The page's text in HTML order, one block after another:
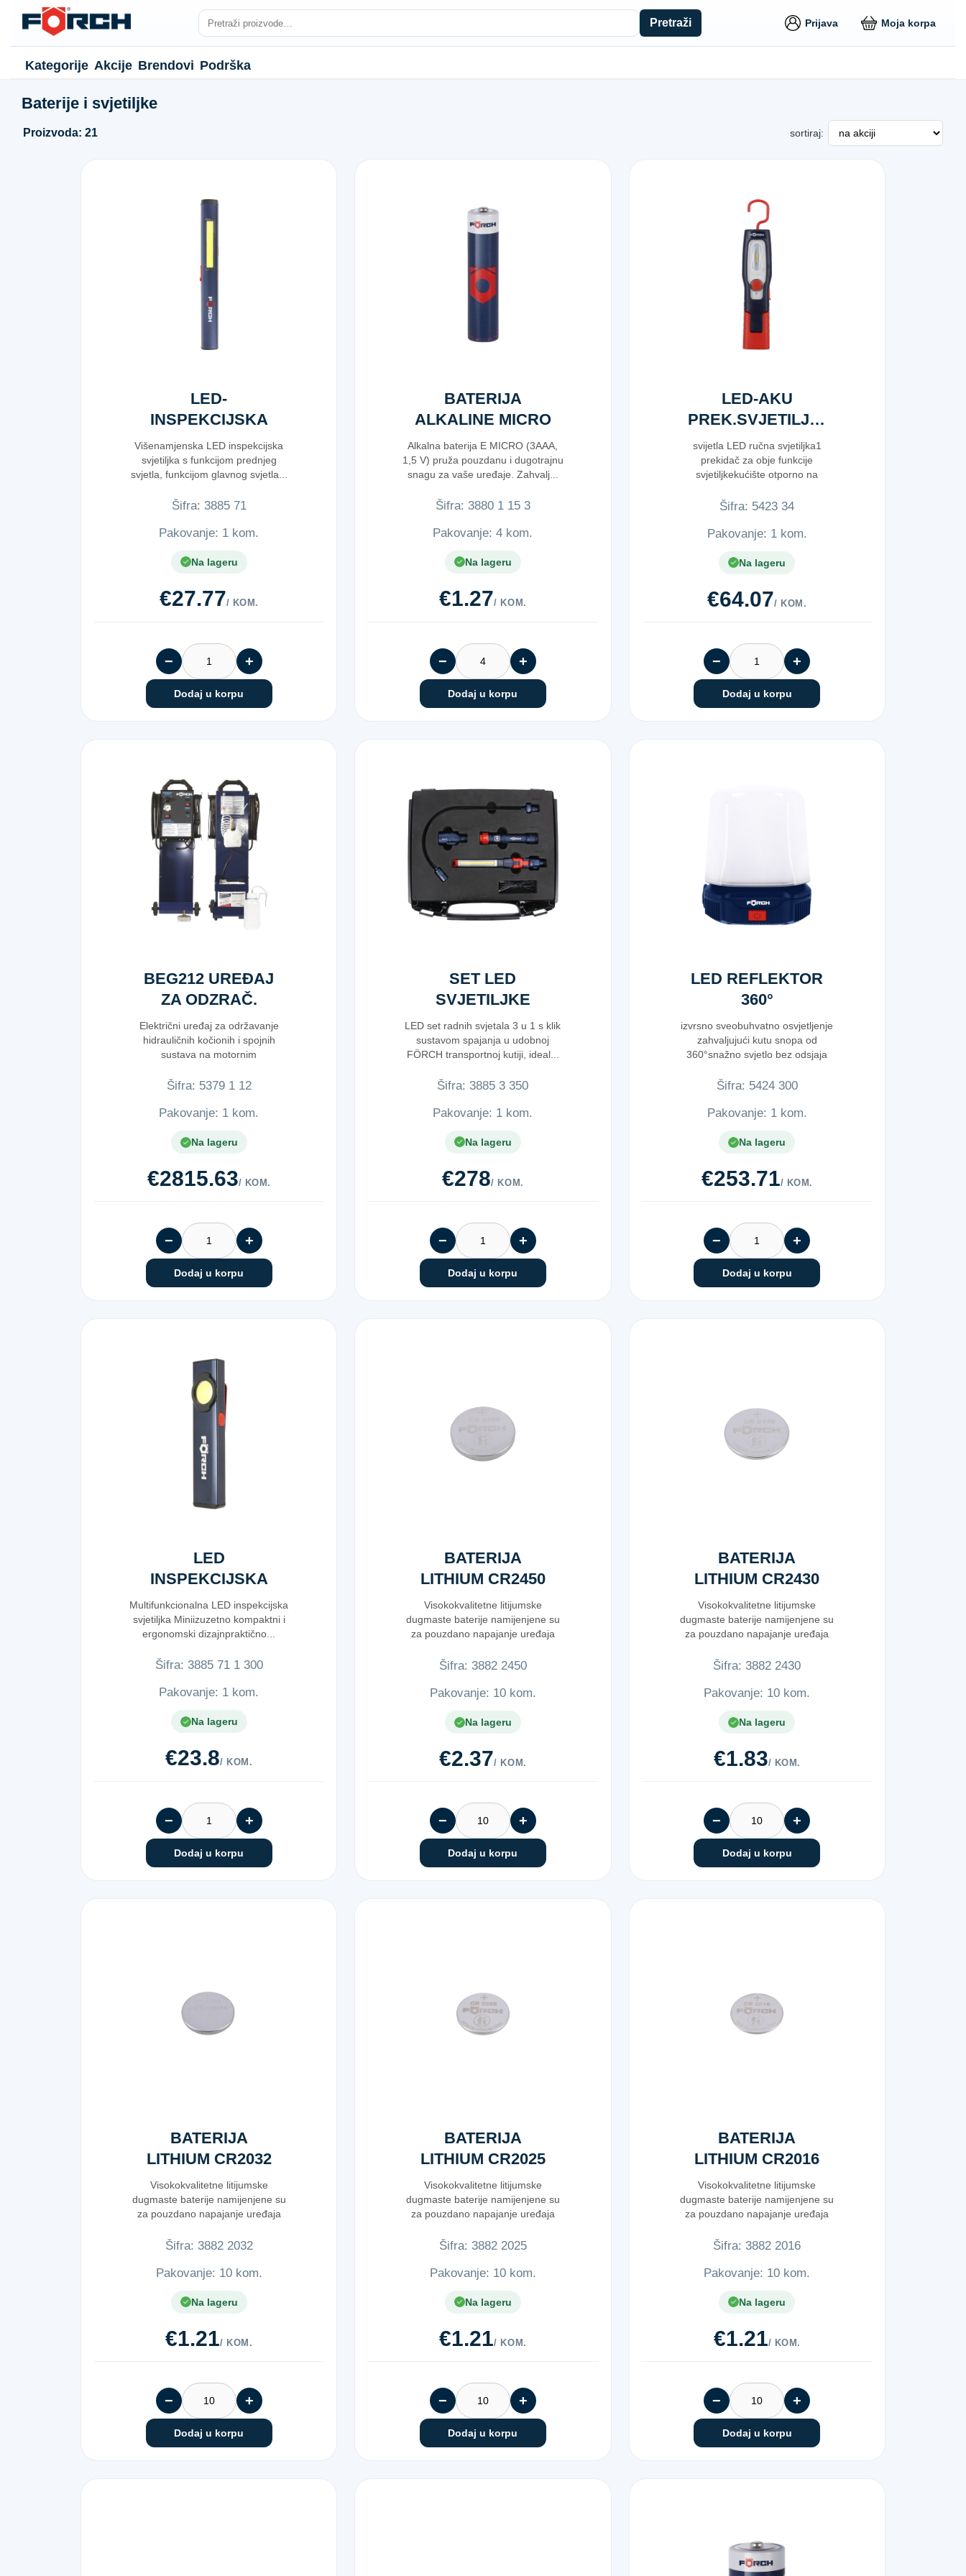
Pretraži Prijava Moja korpa
Kategorije Akcije Brendovi Podrška
Baterije i svjetiljke
Proizvoda: 21 sortiraj:
LED-
INSPEKCIJSKA
SVJETILJKA
Višenamjenska LED inspekcijska
svjetiljka s funkcijom prednjeg
svjetla, funkcijom glavnog svjetla...
Šifra: 3​8​8​5​ ​7​1​
Pakovanje: 1 kom.
Na lageru
€27.77/ KOM.
− +
Dodaj u korpu
BATERIJA
ALKALINE MICRO
1,5V
Alkalna baterija E MICRO (3AAA,
1,5 V) pruža pouzdanu i dugotrajnu
snagu za vaše uređaje. Zahvalj...
Šifra: 3​8​8​0​ ​1​ ​1​5​ ​3​
Pakovanje: 4 kom.
Na lageru
€1.27/ KOM.
− +
Dodaj u korpu
LED-AKU
PREK.SVJETILJKA
EASY
svijetla LED ručna svjetiljka1
prekidač za obje funkcije
svjetiljkekućište otporno na
Šifra: 5​4​2​3​ ​3​4​
Pakovanje: 1 kom.
Na lageru
€64.07/ KOM.
− +
Dodaj u korpu
BEG212 UREĐAJ
ZA ODZRAČ.
KOČ.
Električni uređaj za održavanje
hidrauličnih kočionih i spojnih
sustava na motornim
Šifra: 5​3​7​9​ ​1​ ​1​2​
Pakovanje: 1 kom.
Na lageru
€2815.63/ KOM.
− +
Dodaj u korpu
SET LED
SVJETILJKE
LED set radnih svjetala 3 u 1 s klik
sustavom spajanja u udobnoj
FÖRCH transportnoj kutiji, ideal...
Šifra:3​8​8​5​ ​3​ ​3​5​0​
Pakovanje: 1 kom.
Na lageru
€278/ KOM.
− +
Dodaj u korpu
LED REFLEKTOR
360°
izvrsno sveobuhvatno osvjetljenje
zahvaljujući kutu snopa od
360°snažno svjetlo bez odsjaja
Šifra: 5​4​2​4​ ​3​0​0​
Pakovanje: 1 kom.
Na lageru
€253.71/ KOM.
− +
Dodaj u korpu
LED
INSPEKCIJSKA
LAMPA MINI
Multifunkcionalna LED inspekcijska
svjetiljka Miniizuzetno kompaktni i
ergonomski dizajnpraktično...
Šifra: 3​8​8​5​ ​7​1​ ​1​ ​3​0​0​
Pakovanje: 1 kom.
Na lageru
€23.8/ KOM.
− +
Dodaj u korpu
BATERIJA
LITHIUM CR2450
Visokokvalitetne litijumske
dugmaste baterije namijenjene su
za pouzdano napajanje uređaja
Šifra: 3​8​8​2​ ​2​4​5​0​
Pakovanje: 10 kom.
Na lageru
€2.37/ KOM.
− +
Dodaj u korpu
BATERIJA
LITHIUM CR2430
Visokokvalitetne litijumske
dugmaste baterije namijenjene su
za pouzdano napajanje uređaja
Šifra:3​8​8​2​ ​2​4​3​0​
Pakovanje: 10 kom.
Na lageru
€1.83/ KOM.
− +
Dodaj u korpu
BATERIJA
LITHIUM CR2032
Visokokvalitetne litijumske
dugmaste baterije namijenjene su
za pouzdano napajanje uređaja
Šifra: 3​8​8​2​ ​2​0​3​2​
Pakovanje: 10 kom.
Na lageru
€1.21/ KOM.
− +
Dodaj u korpu
BATERIJA
LITHIUM CR2025
Visokokvalitetne litijumske
dugmaste baterije namijenjene su
za pouzdano napajanje uređaja
Šifra: 3​8​8​2​ ​2​0​2​5​
Pakovanje: 10 kom.
Na lageru
€1.21/ KOM.
− +
Dodaj u korpu
BATERIJA
LITHIUM CR2016
Visokokvalitetne litijumske
dugmaste baterije namijenjene su
za pouzdano napajanje uređaja
Šifra:3​8​8​2​ ​2​0​1​6​
Pakovanje: 10 kom.
Na lageru
€1.21/ KOM.
− +
Dodaj u korpu